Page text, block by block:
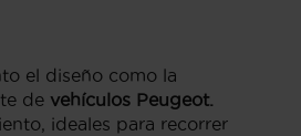
el diseño como la
de vehículos Peugeot.
ideales para recorrer